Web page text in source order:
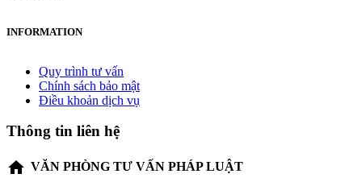
INFORMATION
Quy trình tư vấn
Chính sách bảo mật
Điều khoản dịch vụ
Thông tin liên hệ
home VĂN PHÒNG TƯ VẤN PHÁP LUẬT